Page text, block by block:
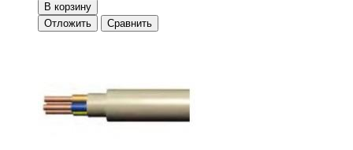
В корзину
Отложить
Сравнить